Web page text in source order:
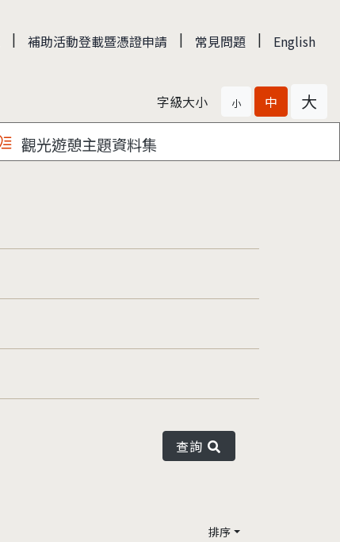
| 補助活動登載暨憑證申請 | 常見問題 | English
字級大小 小 中 大
觀光遊憩主題資料集
查詢
排序